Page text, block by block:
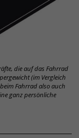
die auf das Fahrrad
(im Vergleich
Fahrrad also auch
ganz persönliche